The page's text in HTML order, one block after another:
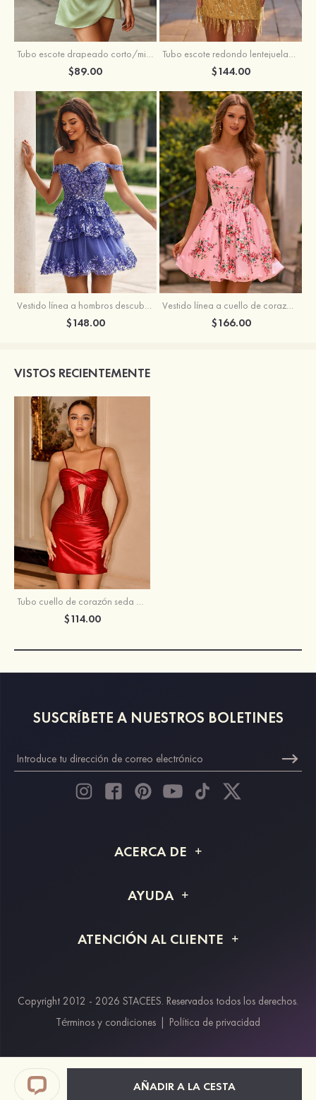
AÑADIR A LA CESTA
Tubo escote drapeado corto/mini tela charmeuse vestido para homecoming
$89.00
Tubo escote redondo lentejuelas corto vestido para homecoming
$144.00
Vestido línea a hombros descubiertos tul corto/mini vestido para homecoming
$148.00
Vestido línea a cuello de corazón satén corto vestido para homecoming
$166.00
VISTOS RECIENTEMENTE
Tubo cuello de corazón seda como el satén corto/mini vestido para homecoming
$114.00
SUSCRÍBETE A NUESTROS BOLETINES
ACERCA DE
Información de envío
AYUDA
Devoluciones y reembolsos
ATENCIÓN AL CLIENTE
Métodos de pago
Klarna
Paypal
Descuento estudiantes & trabajadores clave
Copyright 2012 - 2026 STACEES. Reservados todos los derechos.
Términos y condiciones
Política de privacidad